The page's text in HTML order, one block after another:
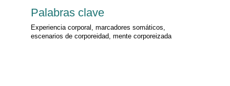
Palabras clave
Experiencia corporal, marcadores somáticos,
escenarios de corporeidad, mente corporeizada